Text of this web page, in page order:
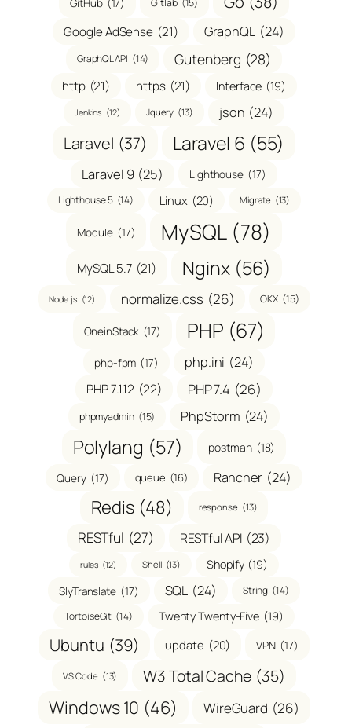
Gitlab (15)
Google AdSense (21) GraphQL (24)
GraphQL API (14) Gutenberg (28)
http (21) https (21) Interface (19)
Jenkins (12) Jquery (13) json (24)
Laravel (37) Laravel 6 (55)
Laravel 9 (25) Lighthouse (17)
Lighthouse 5 (14) Linux (20) Migrate (13)
Module (17) MySQL (78)
MySQL 5.7 (21) Nginx (56)
Node.js (12) normalize.css (26) OKX (15)
OneinStack (17) PHP (67)
php-fpm (17) php.ini (24)
PHP 7.1.12 (22) PHP 7.4 (26)
phpmyadmin (15) PhpStorm (24)
Polylang (57) postman (18)
Query (17) queue (16) Rancher (24)
Redis (48) response (13)
RESTful (27) RESTful API (23)
rules (12) Shell (13) Shopify (19)
SlyTranslate (17) SQL (24) String (14)
TortoiseGit (14) Twenty Twenty-Five (19)
Ubuntu (39) update (20) VPN (17)
VS Code (13) W3 Total Cache (35)
Windows 10 (46) WireGuard (26)